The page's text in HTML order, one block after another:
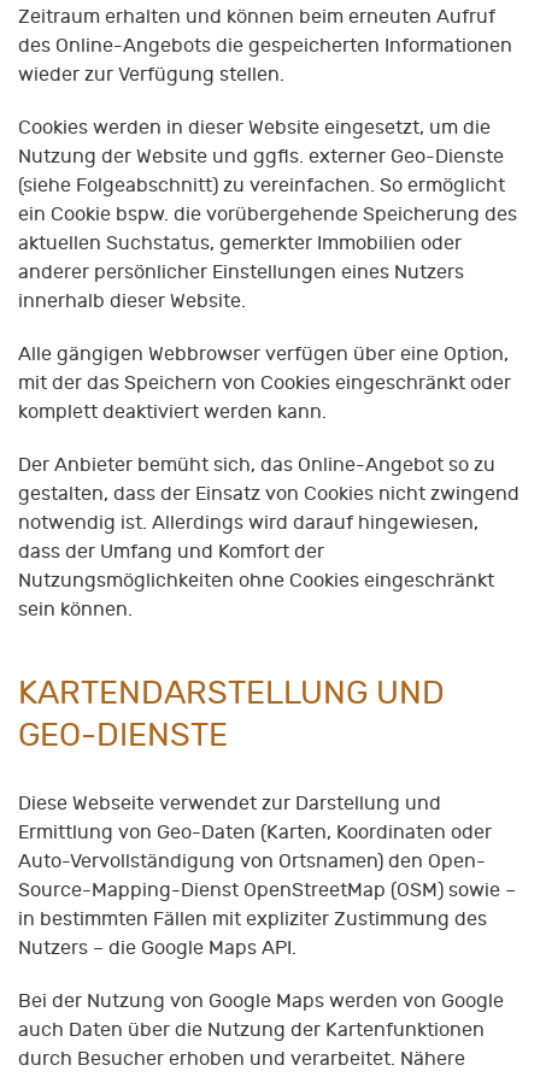
Zeitraum erhalten und können beim erneuten Aufruf
des Online-Angebots die gespeicherten Informationen
wieder zur Verfügung stellen.
Cookies werden in dieser Website eingesetzt, um die
Nutzung der Website und ggfls. externer Geo-Dienste
(siehe Folgeabschnitt) zu vereinfachen. So ermöglicht
ein Cookie bspw. die vorübergehende Speicherung des
aktuellen Suchstatus, gemerkter Immobilien oder
anderer persönlicher Einstellungen eines Nutzers
innerhalb dieser Website.
Alle gängigen Webbrowser verfügen über eine Option,
mit der das Speichern von Cookies eingeschränkt oder
komplett deaktiviert werden kann.
Der Anbieter bemüht sich, das Online-Angebot so zu
gestalten, dass der Einsatz von Cookies nicht zwingend
notwendig ist. Allerdings wird darauf hingewiesen,
dass der Umfang und Komfort der
Nutzungsmöglichkeiten ohne Cookies eingeschränkt
sein können.
KARTENDARSTELLUNG UND
GEO-DIENSTE
Diese Webseite verwendet zur Darstellung und
Ermittlung von Geo-Daten (Karten, Koordinaten oder
Auto-Vervollständigung von Ortsnamen) den Open-
Source-Mapping-Dienst OpenStreetMap (OSM) sowie –
in bestimmten Fällen mit expliziter Zustimmung des
Nutzers – die Google Maps API.
Bei der Nutzung von Google Maps werden von Google
auch Daten über die Nutzung der Kartenfunktionen
durch Besucher erhoben und verarbeitet. Nähere